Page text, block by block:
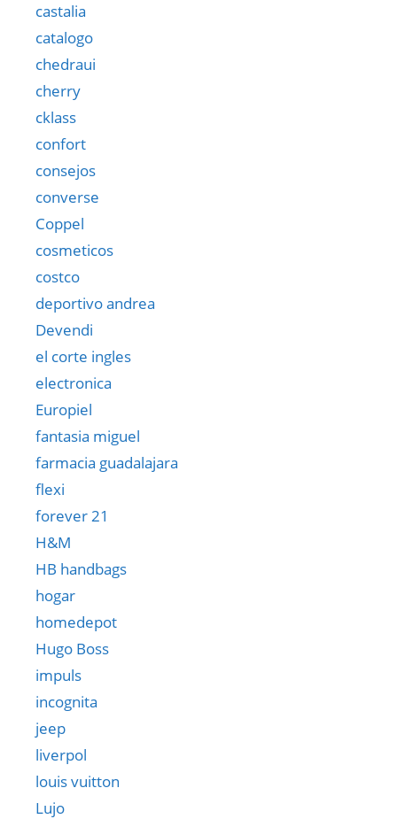
castalia
catalogo
chedraui
cherry
cklass
confort
consejos
converse
Coppel
cosmeticos
costco
deportivo andrea
Devendi
el corte ingles
electronica
Europiel
fantasia miguel
farmacia guadalajara
flexi
forever 21
H&M
HB handbags
hogar
homedepot
Hugo Boss
impuls
incognita
jeep
liverpol
louis vuitton
Lujo